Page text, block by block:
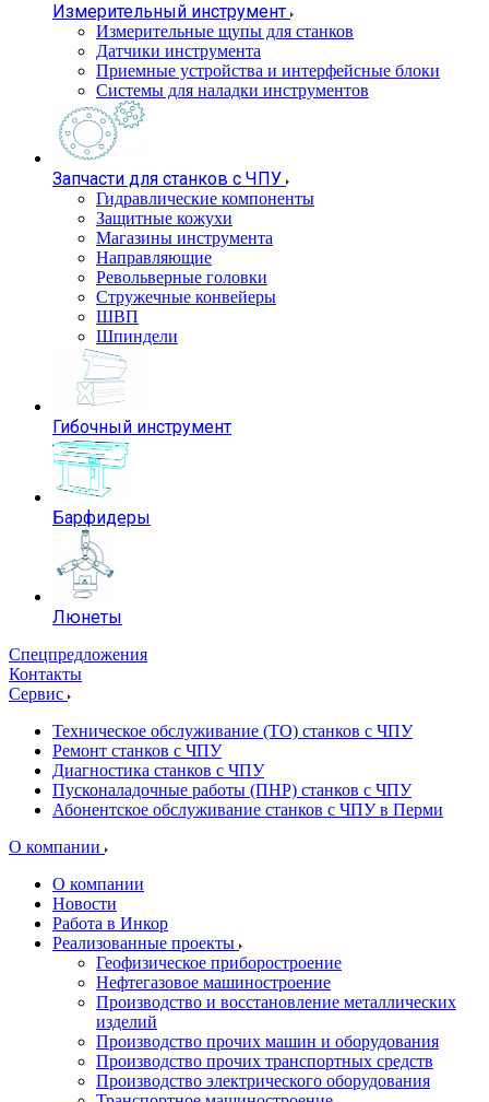
Измерительный инструмент
Измерительные щупы для станков
Датчики инструмента
Приемные устройства и интерфейсные блоки
Системы для наладки инструментов
Запчасти для станков с ЧПУ
Гидравлические компоненты
Защитные кожухи
Магазины инструмента
Направляющие
Револьверные головки
Стружечные конвейеры
ШВП
Шпиндели
Гибочный инструмент
Барфидеры
Люнеты
Спецпредложения
Контакты
Сервис
Техническое обслуживание (ТО) станков с ЧПУ
Ремонт станков с ЧПУ
Диагностика станков с ЧПУ
Пусконаладочные работы (ПНР) станков с ЧПУ
Абонентское обслуживание станков с ЧПУ в Перми
О компании
О компании
Новости
Работа в Инкор
Реализованные проекты
Геофизическое приборостроение
Нефтегазовое машиностроение
Производство и восстановление металлических
изделий
Производство прочих машин и оборудования
Производство прочих транспортных средств
Производство электрического оборудования